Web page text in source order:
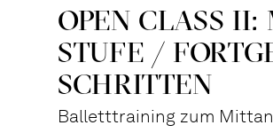
OPEN CLASS
STUFE /
SCHRITTEN
Balletttraining zum